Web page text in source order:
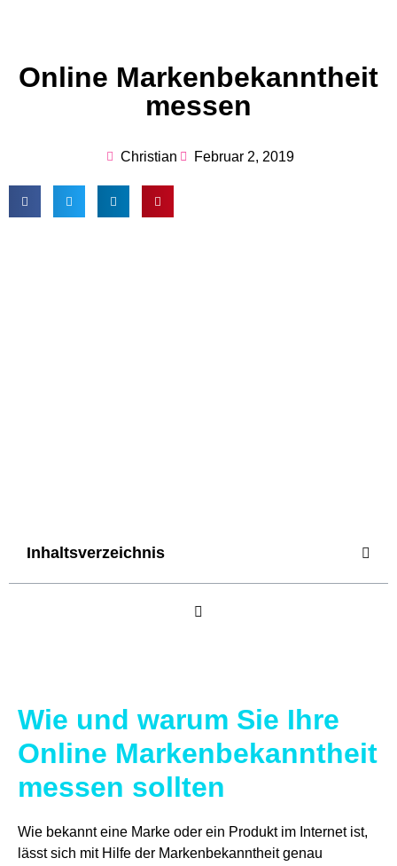
Online Markenbekanntheit
messen
Christian Februar 2, 2019
Inhaltsverzeichnis
Wie und warum Sie Ihre
Online Markenbekanntheit
messen sollten
Wie bekannt eine Marke oder ein Produkt im Internet ist,
lässt sich mit Hilfe der Markenbekanntheit genau